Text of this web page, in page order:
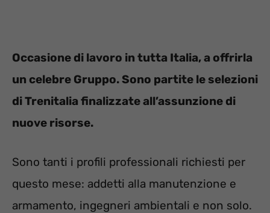
Occasione di lavoro in tutta Italia, a offrirla
un celebre Gruppo. Sono partite le selezioni
di Trenitalia finalizzate all’assunzione di
nuove risorse.
Sono tanti i profili professionali richiesti per
questo mese: addetti alla manutenzione e
armamento, ingegneri ambientali e non solo.